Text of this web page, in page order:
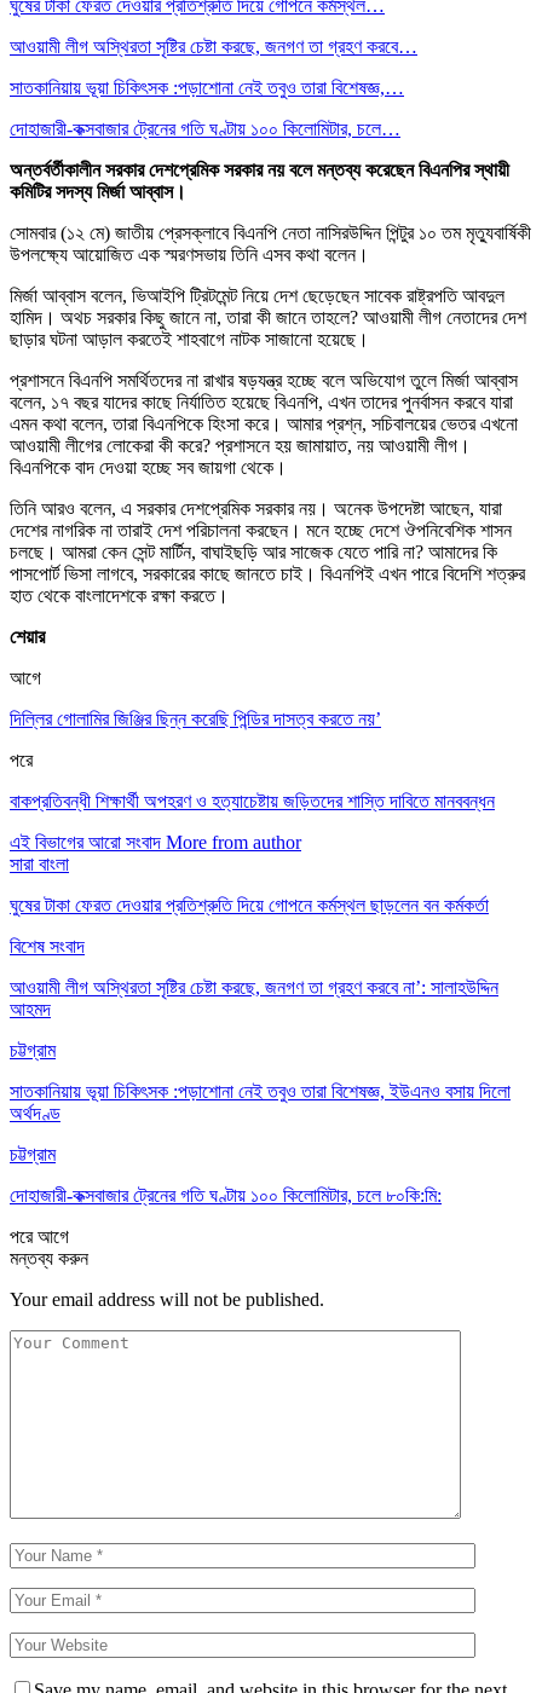
ঘুষের টাকা ফেরত দেওয়ার প্রতিশ্রুতি দিয়ে গোপনে কর্মস্থল…
আওয়ামী লীগ অস্থিরতা সৃষ্টির চেষ্টা করছে, জনগণ তা গ্রহণ করবে…
সাতকানিয়ায় ভূয়া চিকিৎসক :পড়াশোনা নেই তবুও তারা বিশেষজ্ঞ,…
দোহাজারী-কক্সবাজার ট্রেনের গতি ঘণ্টায় ১০০ কিলোমিটার, চলে…
অন্তর্বর্তীকালীন সরকার দেশপ্রেমিক সরকার নয় বলে মন্তব্য করেছেন বিএনপির স্থায়ী
কমিটির সদস্য মির্জা আব্বাস।
সোমবার (১২ মে) জাতীয় প্রেসক্লাবে বিএনপি নেতা নাসিরউদ্দিন পিন্টুর ১০ তম মৃত্যুবার্ষিকী
উপলক্ষ্যে আয়োজিত এক স্মরণসভায় তিনি এসব কথা বলেন।
মির্জা আব্বাস বলেন, ভিআইপি ট্রিটমেন্ট নিয়ে দেশ ছেড়েছেন সাবেক রাষ্ট্রপতি আবদুল
হামিদ। অথচ সরকার কিছু জানে না, তারা কী জানে তাহলে? আওয়ামী লীগ নেতাদের দেশ
ছাড়ার ঘটনা আড়াল করতেই শাহবাগে নাটক সাজানো হয়েছে।
প্রশাসনে বিএনপি সমর্থিতদের না রাখার ষড়যন্ত্র হচ্ছে বলে অভিযোগ তুলে মির্জা আব্বাস
বলেন, ১৭ বছর যাদের কাছে নির্যাতিত হয়েছে বিএনপি, এখন তাদের পুনর্বাসন করবে যারা
এমন কথা বলেন, তারা বিএনপিকে হিংসা করে। আমার প্রশ্ন, সচিবালয়ের ভেতর এখনো
আওয়ামী লীগের লোকেরা কী করে? প্রশাসনে হয় জামায়াত, নয় আওয়ামী লীগ।
বিএনপিকে বাদ দেওয়া হচ্ছে সব জায়গা থেকে।
তিনি আরও বলেন, এ সরকার দেশপ্রেমিক সরকার নয়। অনেক উপদেষ্টা আছেন, যারা
দেশের নাগরিক না তারাই দেশ পরিচালনা করছেন। মনে হচ্ছে দেশে ঔপনিবেশিক শাসন
চলছে। আমরা কেন সেন্ট মার্টিন, বাঘাইছড়ি আর সাজেক যেতে পারি না? আমাদের কি
পাসপোর্ট ভিসা লাগবে, সরকারের কাছে জানতে চাই। বিএনপিই এখন পারে বিদেশি শত্রুর
হাত থেকে বাংলাদেশকে রক্ষা করতে।
শেয়ার
আগে
দিল্লির গোলামির জিঞ্জির ছিন্ন করেছি পিন্ডির দাসত্ব করতে নয়’
পরে
বাকপ্রতিবন্ধী শিক্ষার্থী অপহরণ ও হত্যাচেষ্টায় জড়িতদের শাস্তি দাবিতে মানববন্ধন
এই বিভাগের আরো সংবাদ More from author
সারা বাংলা
ঘুষের টাকা ফেরত দেওয়ার প্রতিশ্রুতি দিয়ে গোপনে কর্মস্থল ছাড়লেন বন কর্মকর্তা
বিশেষ সংবাদ
আওয়ামী লীগ অস্থিরতা সৃষ্টির চেষ্টা করছে, জনগণ তা গ্রহণ করবে না’: সালাহউদ্দিন
আহমদ
চট্টগ্রাম
সাতকানিয়ায় ভূয়া চিকিৎসক :পড়াশোনা নেই তবুও তারা বিশেষজ্ঞ, ইউএনও বসায় দিলো
অর্থদণ্ড
চট্টগ্রাম
দোহাজারী-কক্সবাজার ট্রেনের গতি ঘণ্টায় ১০০ কিলোমিটার, চলে ৮০কি:মি:
পরেআগে
মন্তব্য করুন
Your email address will not be published.